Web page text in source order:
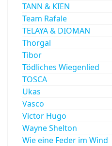
TANN & KIEN
Team Rafale
TELAYA & DIOMAN
Thorgal
Tibor
Tödliches Wiegenlied
TOSCA
Ukas
Vasco
Victor Hugo
Wayne Shelton
Wie eine Feder im Wind